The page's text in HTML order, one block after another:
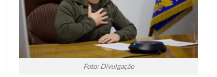
Foto: Divulgação